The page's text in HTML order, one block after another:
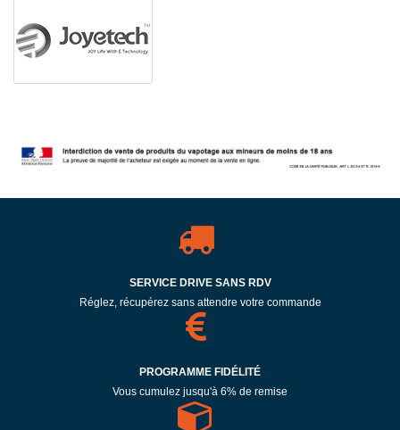
SERVICE DRIVE SANS RDV
Réglez, récupérez sans attendre votre commande
PROGRAMME FIDÉLITÉ
Vous cumulez jusqu'à 6% de remise